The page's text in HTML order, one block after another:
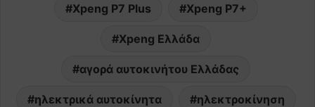
Xpeng P7 Plus Xpeng P7+
Xpeng Ελλάδα
αγορά αυτοκινήτου Ελλάδας
ηλεκτρικά αυτοκίνητα ηλεκτροκίνηση